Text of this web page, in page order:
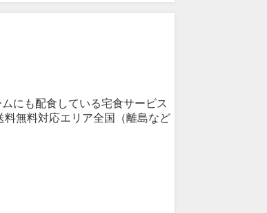
にも配食している宅食サービス
無料対応エリア全国（離島など